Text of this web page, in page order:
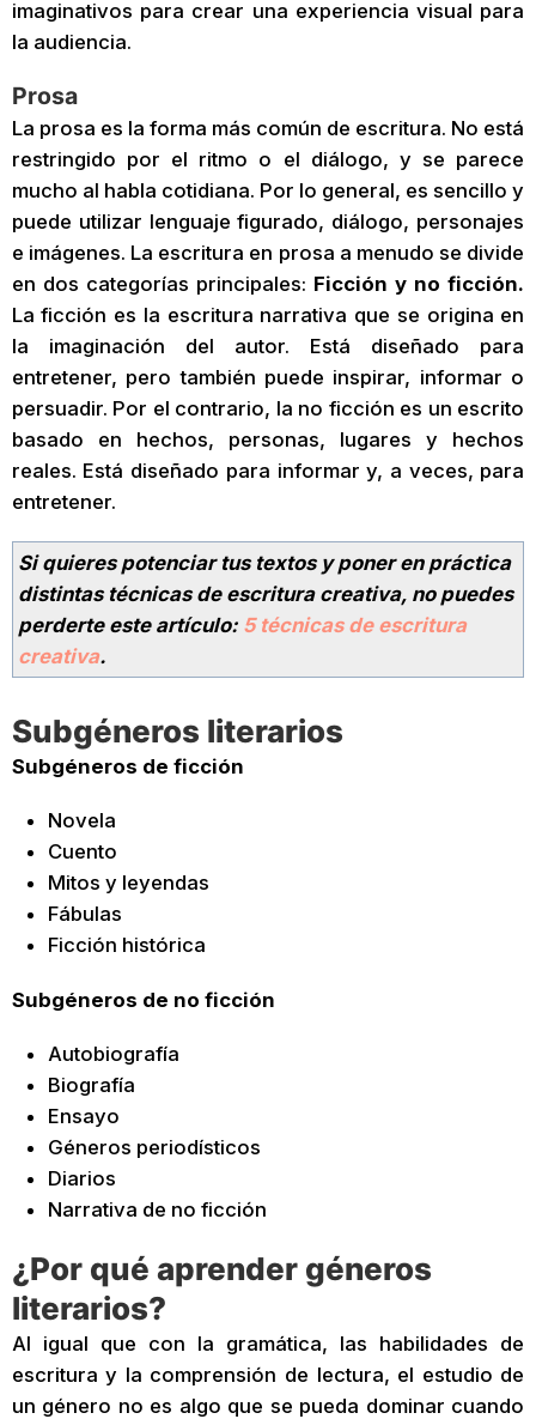
imaginativos para crear una experiencia visual para
la audiencia.
Prosa
La prosa es la forma más común de escritura. No está
restringido por el ritmo o el diálogo, y se parece
mucho al habla cotidiana. Por lo general, es sencillo y
puede utilizar lenguaje figurado, diálogo, personajes
e imágenes. La escritura en prosa a menudo se divide
en dos categorías principales: Ficción y no ficción.
La ficción es la escritura narrativa que se origina en
la imaginación del autor. Está diseñado para
entretener, pero también puede inspirar, informar o
persuadir. Por el contrario, la no ficción es un escrito
basado en hechos, personas, lugares y hechos
reales. Está diseñado para informar y, a veces, para
entretener.
Si quieres potenciar tus textos y poner en práctica
distintas técnicas de escritura creativa, no puedes
perderte este artículo: 5 técnicas de escritura
creativa.
Subgéneros literarios
Subgéneros de ficción
Novela
Cuento
Mitos y leyendas
Fábulas
Ficción histórica
Subgéneros de no ficción
Autobiografía
Biografía
Ensayo
Géneros periodísticos
Diarios
Narrativa de no ficción
¿Por qué aprender géneros
literarios?
Al igual que con la gramática, las habilidades de
escritura y la comprensión de lectura, el estudio de
un género no es algo que se pueda dominar cuando